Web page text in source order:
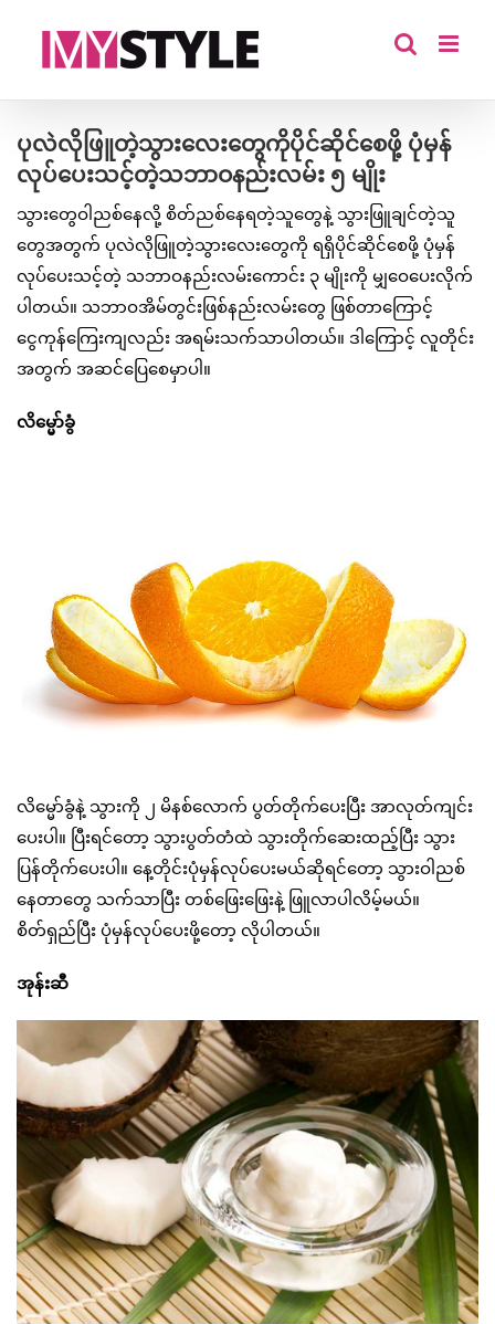
ပုလဲလိုဖြူတဲ့သွားလေးတွေကိုပိုင်ဆိုင်စေဖို့ ပုံမှန်
လုပ်ပေးသင့်တဲ့သဘာဝနည်းလမ်း ၅ မျိုး
သွားတွေဝါညစ်နေလို့ စိတ်ညစ်နေရတဲ့သူတွေနဲ့ သွားဖြူချင်တဲ့သူ
တွေအတွက် ပုလဲလိုဖြူတဲ့သွားလေးတွေကို ရရှိပိုင်ဆိုင်စေဖို့ ပုံမှန်
လုပ်ပေးသင့်တဲ့ သဘာဝနည်းလမ်းကောင်း ၃ မျိုးကို မျှဝေပေးလိုက်
ပါတယ်။ သဘာဝအိမ်တွင်းဖြစ်နည်းလမ်းတွေ ဖြစ်တာကြောင့်
ငွေကုန်ကြေးကျလည်း အရမ်းသက်သာပါတယ်။ ဒါကြောင့် လူတိုင်း
အတွက် အဆင်ပြေစေမှာပါ။
လိမ္မော်ခွံ
လိမ္မော်ခွံနဲ့ သွားကို ၂ မိနစ်လောက် ပွတ်တိုက်ပေးပြီး အာလုတ်ကျင်း
ပေးပါ။ ပြီးရင်တော့ သွားပွတ်တံထဲ သွားတိုက်ဆေးထည့်ပြီး သွား
ပြန်တိုက်ပေးပါ။ နေ့တိုင်းပုံမှန်လုပ်ပေးမယ်ဆိုရင်တော့ သွားဝါညစ်
နေတာတွေ သက်သာပြီး တစ်ဖြေးဖြေးနဲ့ ဖြူလာပါလိမ့်မယ်။
စိတ်ရှည်ပြီး ပုံမှန်လုပ်ပေးဖို့တော့ လိုပါတယ်။
အုန်းဆီ